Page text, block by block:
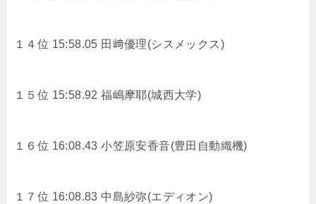
１４位 15:58.05 田﨑優理(シスメックス)
１５位 15:58.92福嶋摩耶(城西大学)
１６位 16:08.43小笠原安香音(豊田自動織機)
１７位 16:08.83 中島紗弥(エディオン)